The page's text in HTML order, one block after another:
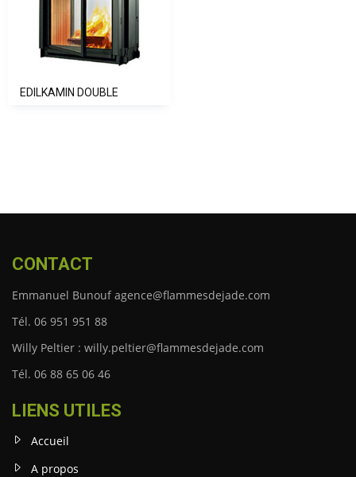
EDILKAMIN DOUBLE
CONTACT
Emmanuel Bunouf agence@flammesdejade.com
Tél. 06 951 951 88
Willy Peltier : willy.peltier@flammesdejade.com
Tél. 06 88 65 06 46
LIENS UTILES
Accueil
A propos